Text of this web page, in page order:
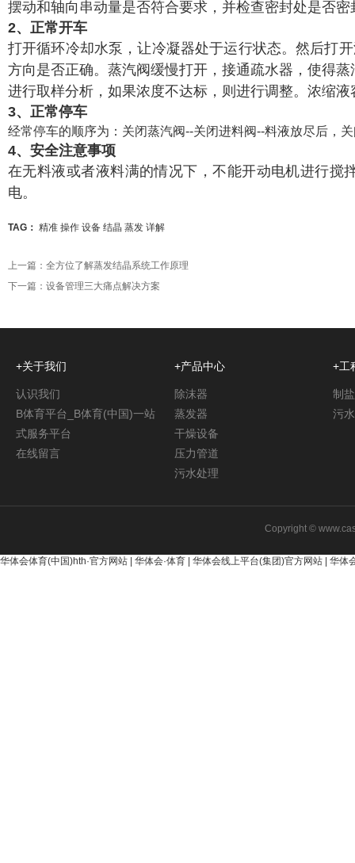
摆动和轴向串动量是否符合要求，并检查密封处是否密
2、正常开车
打开循环冷却水泵，让冷凝器处于运行状态。然后打
方向是否正确。 蒸汽阀缓慢打开，接通疏水器，使得
进行取样分析，如果浓度不达标，则进行调整。浓缩
3、正常停车
经常停车的顺序为：关闭蒸汽阀--关闭进料阀--料液放尽后，
4、安全注意事项
在无料液或者液料满的情况下，不能开动电机进行搅
电。
TAG： 精准 操作 设备 结晶 蒸发 详解
上一篇： 全方位了解蒸发结晶系统工作原理
下一篇： 设备管理三大痛点解决方案
+关于我们
认识我们
B体育平台_B体育(中国)一站
式服务平台
在线留言
+产品中心
除沫器
蒸发器
干燥设备
压力管道
污水处理
+工
制
污
Copyright ©
华体会体育(中国)hth·官方网站 华体会·体育 华体会线上平台(集团)官方网站 华体